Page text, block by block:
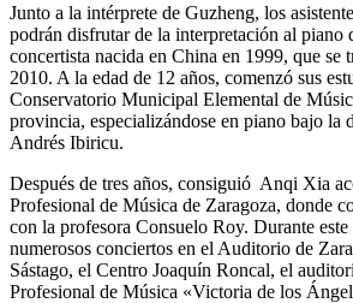
Junto a la intérprete de Guzheng, los
podrán disfrutar de la interpretación al piano
concertista nacida en China en 1999, que se
2010. A la edad de 12 años, comenzó sus
Conservatorio Municipal Elemental de
provincia, especializándose en piano bajo la
Andrés Ibiricu.
Después de tres años, consiguió Anqi Xia
Profesional de Música de Zaragoza, donde
con la profesora Consuelo Roy. Durante
numerosos conciertos en el Auditorio de
Sástago, el Centro Joaquín Roncal, el
Profesional de Música «Victoria de los